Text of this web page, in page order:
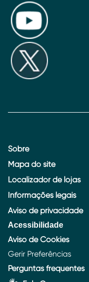
Sobre
Mapa do site
Localizador de lojas
Informações legais
Aviso de privacidade
Acessibilidade
Aviso de Cookies
Gerir Preferências
Perguntas frequentes